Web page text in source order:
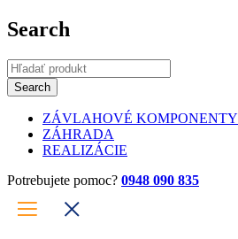
Search
ZÁVLAHOVÉ KOMPONENTY
ZÁHRADA
REALIZÁCIE
Potrebujete pomoc? 0948 090 835